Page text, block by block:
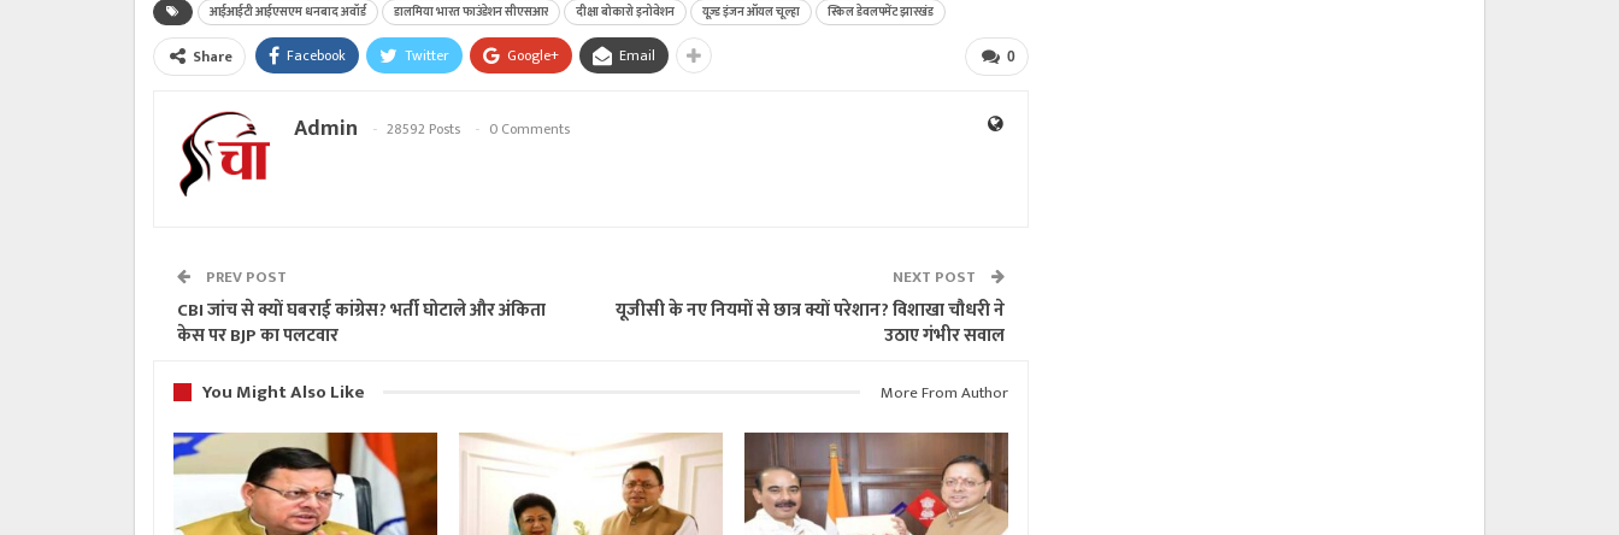
आईआईटी आईएसएम धनबाद अवॉर्ड डालमिया भारत फाउंडेशन सीएसआर दीक्षा बोकारो इनोवेशन यूज़्ड इंजन ऑयल चूल्हा स्किल डेवलपमेंट झारखंड
0
Share Facebook Twitter Google+ Email
Admin 28592 Posts 0 Comments
PREV POST
CBI जांच से क्यों घबराई कांग्रेस? भर्ती घोटाले और अंकिता
केस पर BJP का पलटवार
NEXT POST
यूजीसी के नए नियमों से छात्र क्यों परेशान? विशाखा चौधरी ने
उठाए गंभीर सवाल
You Might Also Like
More From Author